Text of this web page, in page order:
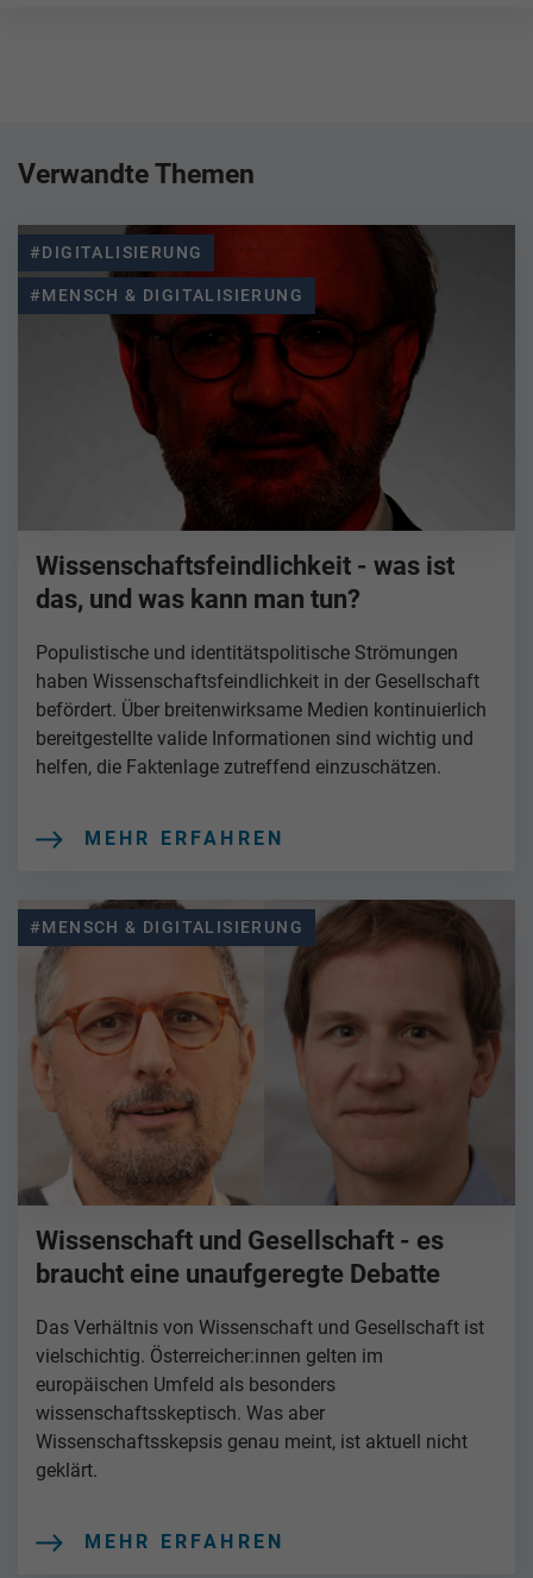
Verwandte Themen
#DIGITALISIERUNG
#MENSCH & DIGITALISIERUNG
Wissenschaftsfeindlichkeit - was ist
das, und was kann man tun?
Populistische und identitätspolitische Strömungen
haben Wissenschaftsfeindlichkeit in der Gesellschaft
befördert. Über breitenwirksame Medien kontinuierlich
bereitgestellte valide Informationen sind wichtig und
helfen, die Faktenlage zutreffend einzuschätzen.
MEHR ERFAHREN
#MENSCH & DIGITALISIERUNG
Wissenschaft und Gesellschaft - es
braucht eine unaufgeregte Debatte
Das Verhältnis von Wissenschaft und Gesellschaft ist
vielschichtig. Österreicher:innen gelten im
europäischen Umfeld als besonders
wissenschaftsskeptisch. Was aber
Wissenschaftsskepsis genau meint, ist aktuell nicht
geklärt.
MEHR ERFAHREN